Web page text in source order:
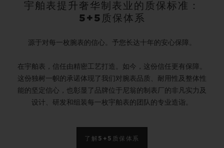
宇舶表提升奢华制表业的质保标准：
5+5质保体系
源于对每一枚腕表的信心。予您长达十年的安心保障。
在宇舶表，信任由精密工艺打造。如今，这份信任更有保障。
这份独树一帜的承诺体现了我们对腕表品质、耐用性及整体性
能的坚定信心，也彰显了品牌位于尼翁的制表厂的非凡实力及
设计、研发和组装每一枚宇舶表的团队的专业造诣。
了解5+5质保体系